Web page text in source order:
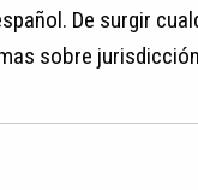
De surgir
sobre